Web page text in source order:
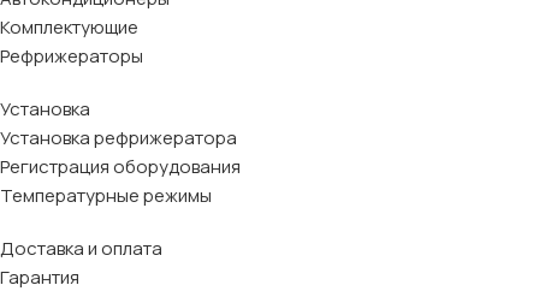
Комплектующие
Рефрижераторы
Установка
Установка рефрижератора
Регистрация оборудования
Температурные режимы
Доставка и оплата
Гарантия